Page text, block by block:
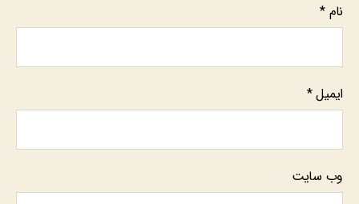
نام *
ایمیل*
وب‌ سایت